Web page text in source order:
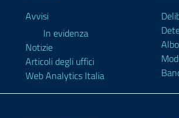
Avvisi
In evidenza
Notizie
Articoli degli uffici
Web Analytics Italia